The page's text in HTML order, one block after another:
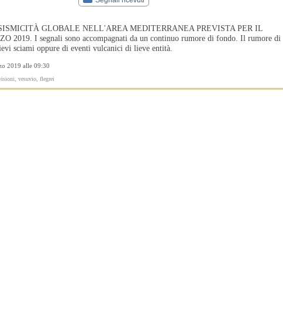
GLOBALE NELL'AREA MEDITERRANEA PREVISTA PER IL
2019. I segnali sono accompagnati da un continuo rumore di fondo. Il rumore di
sciami oppure di eventi vulcanici di lieve entità.
2019 alle 09:30
vesuvio, flegrei